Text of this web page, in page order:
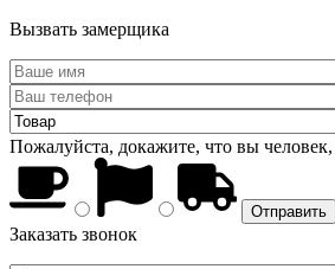
Вызвать замерщика
Пожалуйста, докажите, что вы
Заказать звонок